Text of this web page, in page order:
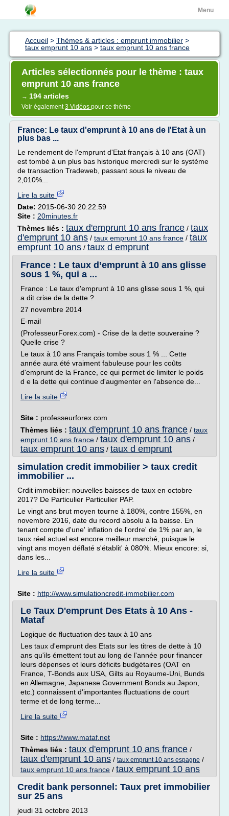
Menu
Accueil > Thèmes & articles : emprunt immobilier >
taux emprunt 10 ans > taux emprunt 10 ans france
Articles sélectionnés pour le thème : taux
emprunt 10 ans france
→ 194 articles
Voir également3 Vidéos pour ce thème
France: Le taux d'emprunt à 10 ans de l'Etat à un
plus bas ...
Le rendement de l'emprunt d'Etat français à 10 ans (OAT)
est tombé à un plus bas historique mercredi sur le système
de transaction Tradeweb, passant sous le niveau de
2,010%...
Lire la suite
Date: 2015-06-30 20:22:59
Site : 20minutes.fr
Thèmes liés : taux d'emprunt 10 ans france / taux
d'emprunt 10 ans / taux emprunt 10 ans france / taux
emprunt 10 ans / taux d emprunt
France : Le taux d’emprunt à 10 ans glisse
sous 1 %, qui a ...
France : Le taux d'emprunt à 10 ans glisse sous 1 %, qui
a dit crise de la dette ?
27 novembre 2014
E-mail
(ProfesseurForex.com) - Crise de la dette souveraine ?
Quelle crise ?
Le taux à 10 ans Français tombe sous 1 % ... Cette
année aura été vraiment fabuleuse pour les coûts
d'emprunt de la France, ce qui permet de limiter le poids
d e la dette qui continue d'augmenter en l'absence de...
Lire la suite
Site : professeurforex.com
Thèmes liés : taux d'emprunt 10 ans france / taux
emprunt 10 ans france / taux d'emprunt 10 ans /
taux emprunt 10 ans / taux d emprunt
simulation credit immobilier > taux credit
immobilier ...
Crdit immobilier: nouvelles baisses de taux en octobre
2017? De Particulier Particulier PAP.
Le vingt ans brut moyen tourne à 180%, contre 155%, en
novembre 2016, date du record absolu à la baisse. En
tenant compte d'une' inflation de l'ordre' de 1% par an, le
taux réel actuel est encore meilleur marché, puisque le
vingt ans moyen déflaté s'établit' à 080%. Mieux encore: si,
dans les...
Lire la suite
Site : http://www.simulationcredit-immobilier.com
Le Taux D'emprunt Des Etats à 10 Ans -
Mataf
Logique de fluctuation des taux à 10 ans
Les taux d'emprunt des Etats sur les titres de dette à 10
ans qu'ils émettent tout au long de l'année pour financer
leurs dépenses et leurs déficits budgétaires (OAT en
France, T-Bonds aux USA, Gilts au Royaume-Uni, Bunds
en Allemagne, Japanese Government Bonds au Japon,
etc.) connaissent d'importantes fluctuations de court
terme et de long terme...
Lire la suite
Site : https://www.mataf.net
Thèmes liés : taux d'emprunt 10 ans france /
taux d'emprunt 10 ans / taux emprunt 10 ans espagne /
taux emprunt 10 ans france / taux emprunt 10 ans
Credit bank personnel: Taux pret immobilier
sur 25 ans
jeudi 31 octobre 2013